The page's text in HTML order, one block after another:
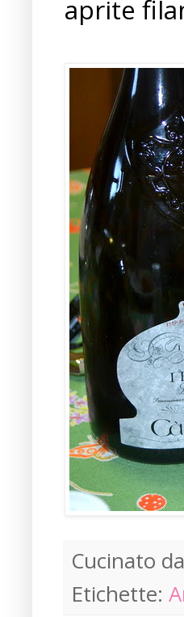
aprite
Cucinato da
Etichette: